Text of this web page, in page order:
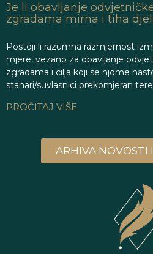
Je li obavljanje
zgradama mirna i tiha
Postoji li razumna razmjernost
mjere, vezano za obavljanje
zgradama i cilja koji se njome
stanari/suvlasnici prekomjeran
PROČITAJ VIŠE
ARHIVA NOVOSTI